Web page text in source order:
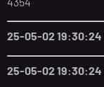
25-05-02 19:30:24
25-05-02 19:30:24